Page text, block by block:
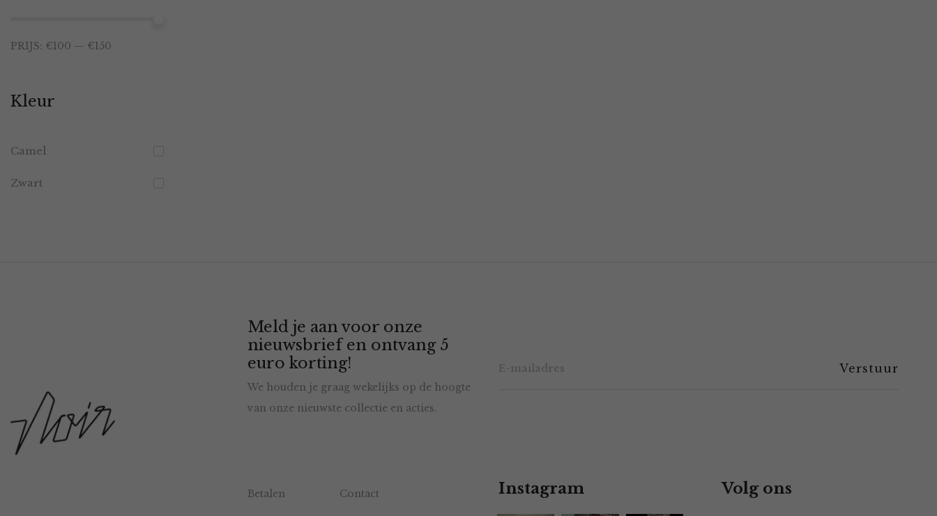
PRIJS: €100 — €150
Kleur
Camel
Zwart
Meld je aan voor onze
nieuwsbrief en ontvang 5
euro korting!
We houden je graag wekelijks op de hoogte
van onze nieuwste collectie en acties.
Betalen Contact Instagram Volg ons